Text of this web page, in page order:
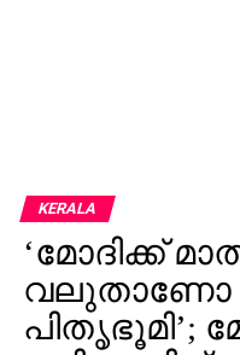
KERALA
‘മോദിക്ക്
പിതൃഭൂമി’;